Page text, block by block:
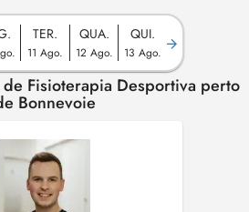
TER.
11 Ago.
QUA.
12 Ago.
QUI.
13 Ago.
Fisioterapia Desportiva perto
Bonnevoie